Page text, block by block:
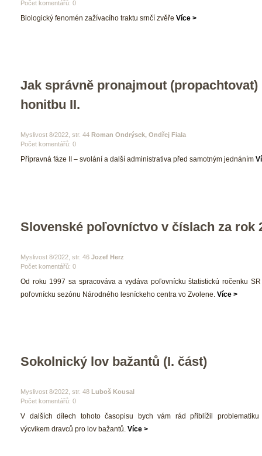
Počet komentářů: 0
Biologický fenomén zažívacího traktu srnčí zvěře Více >
Jak správně pronajmout (propachtovat)
honitbu II.
Myslivost 8/2022, str. 44 Roman Ondrýsek, Ondřej Fiala
Počet komentářů: 0
Přípravná fáze II – svolání a další administrativa před samotným jednáním
Slovenské poľovníctvo v číslach za rok
Myslivost 8/2022, str. 46 Jozef Herz
Počet komentářů: 0
Od roku 1997 sa spracováva a vydáva poľovnícku štatistickú ročenku
poľovnícku sezónu Národného lesníckeho centra vo Zvolene. Více >
Sokolnický lov bažantů (I. část)
Myslivost 8/2022, str. 48 Luboš Kousal
Počet komentářů: 0
V dalších dílech tohoto časopisu bych vám rád přiblížil
výcvikem dravců pro lov bažantů. Více >